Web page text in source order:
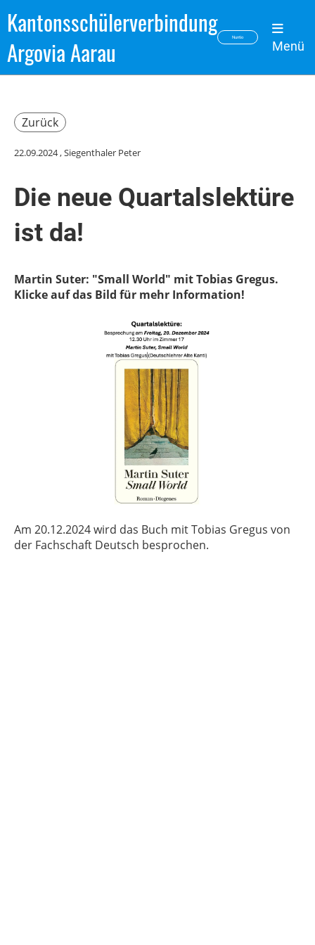
Kantonsschülerverbindung
Argovia Aarau
Nuntio
Menü
Zurück
22.09.2024, Siegenthaler Peter
Die neue Quartalslektüre
ist da!
Martin Suter: "Small World" mit Tobias Gregus.
Klicke auf das Bild für mehr Information!
Am 20.12.2024 wird das Buch mit Tobias Gregus von
der Fachschaft Deutsch besprochen.